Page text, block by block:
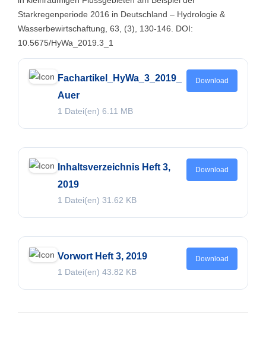
Starkregenperiode 2016 in Deutschland – Hydrologie &
Wasserbewirtschaftung, 63, (3), 130-146. DOI:
10.5675/HyWa_2019.3_1
Fachartikel_HyWa_3_2019_
Auer
1 Datei(en) 6.11 MB
Download
Inhaltsverzeichnis Heft 3,
2019
1 Datei(en) 31.62 KB
Download
Vorwort Heft 3, 2019
1 Datei(en) 43.82 KB
Download